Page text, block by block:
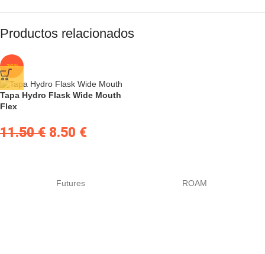
Productos relacionados
-26%
Tapa Hydro Flask Wide Mouth
Flex
11.50€ 8.50 €
Futures ROAM